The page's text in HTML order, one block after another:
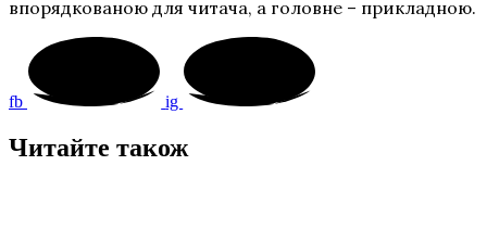
впорядкованою для читача, а головне – прикладною.
fb ig
Читайте також